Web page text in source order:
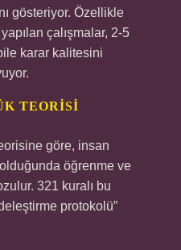
gösteriyor. Özellikle
çalışmalar, 2-5
karar kalitesini
TEORISI
göre, insan
öğrenme ve
321 kuralı bu
protokolü”